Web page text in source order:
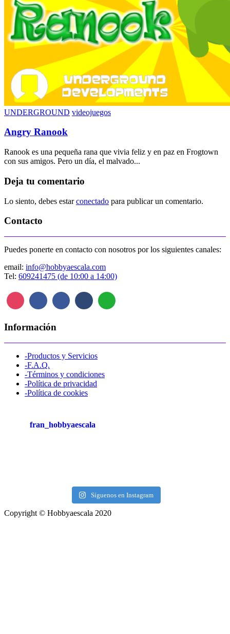
UNDERGROUND videojuegos
Angry Ranook
Ranook es una pequeña rana que vivia feliz y en paz en Frogtown
con sus amigos. Pero un día, el malvado...
Deja tu comentario
Lo siento, debes estarconectado para publicar un comentario.
Contacto
Puedes ponerte en contacto con nosotros por los siguientes canales:
email: info@hobbyaescala.com
Tel: 609241475 (de 10:00 a 14:00)
Información
-Productos y Servicios
-F.A.Q.
-Términos y condiciones
-Política de privacidad
-Política de cookies
fran_hobbyaescala
Síguenos en Instagram
Copyright © Hobbyaescala 2020